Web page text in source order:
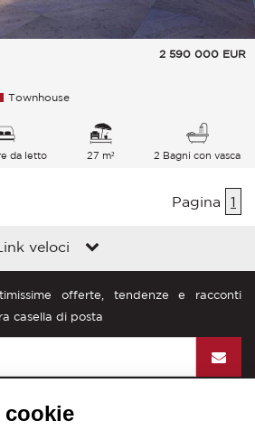
2 590 000 EUR
Townhouse
da letto 27 m² 2 Bagni con vasca
Pagina 1
veloci
offerte, tendenze e racconti
casella di posta
cookie